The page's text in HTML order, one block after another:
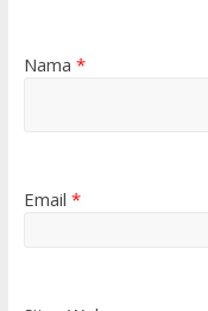
Nama *
Email *